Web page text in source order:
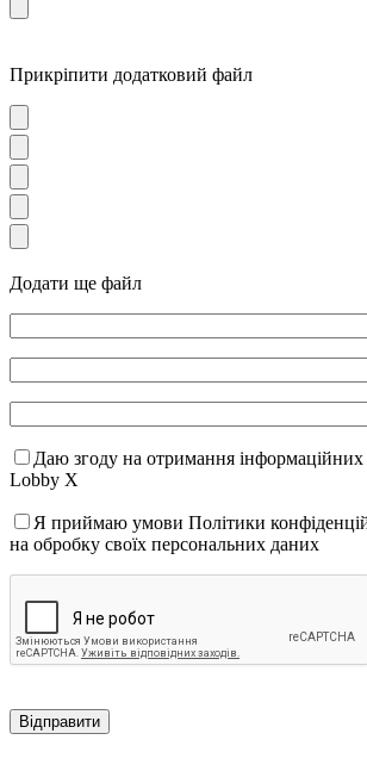
Прикріпити додатковий файл
Додати ще файл
Даю згоду на отримання інформаційних
Lobby X
Я приймаю умови Політики
на обробку своїх персональних даних